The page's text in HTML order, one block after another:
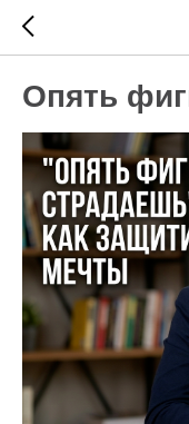
Опять